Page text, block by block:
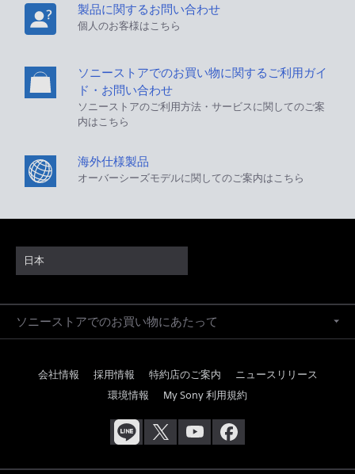
製品に関するお問い合わせ
個人のお客様はこちら
ソニーストアでのお買い物に関するご利用ガイ
ド・お問い合わせ
ソニーストアのご利用方法・サービスに関してのご案
内はこちら
海外仕様製品
オーバーシーズモデルに関してのご案内はこちら
日本
ソニーストアでのお買い物にあたって
会社情報 採用情報 特約店のご案内
ニュースリリース
環境情報
My Sony 利用規約